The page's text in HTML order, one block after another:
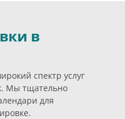
в
спектр услуг
Мы тщательно
для